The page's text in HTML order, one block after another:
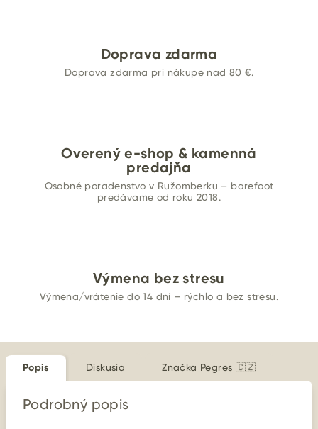
Doprava zdarma
Doprava zdarma pri nákupe nad 80 €.
Overený e-shop & kamenná
predajňa
Osobné poradenstvo v Ružomberku – barefoot
predávame od roku 2018.
Výmena bez stresu
Výmena/vrátenie do 14 dní – rýchlo a bez stresu.
Popis Diskusia Značka Pegres 🇨🇿
Podrobný popis